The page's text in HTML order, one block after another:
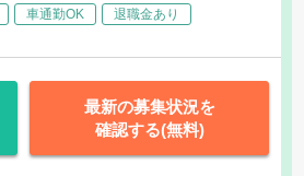
車通勤OK 退職金あり
最新の募集状況を
確認する(無料)